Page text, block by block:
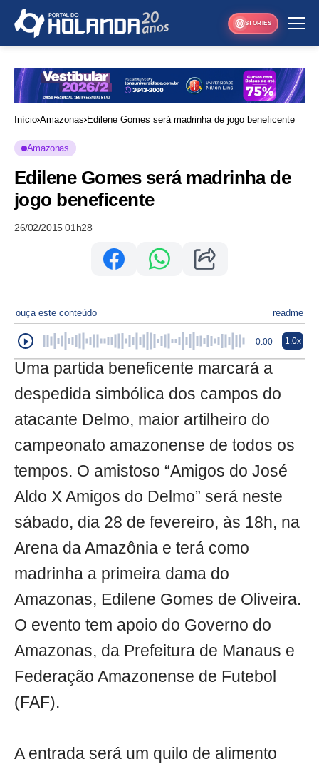
STORIES
Início Amazonas Edilene Gomes será madrinha de jogo beneficente
Amazonas
Edilene Gomes será madrinha de
jogo beneficente
26/02/2015 01h28
ouça este conteúdo readme
0:00 1.0x
Uma partida beneficente marcará a
despedida simbólica dos campos do
atacante Delmo, maior artilheiro do
campeonato amazonense de todos os
tempos. O amistoso “Amigos do José
Aldo X Amigos do Delmo” será neste
sábado, dia 28 de fevereiro, às 18h, na
Arena da Amazônia e terá como
madrinha a primeira dama do
Amazonas, Edilene Gomes de Oliveira.
O evento tem apoio do Governo do
Amazonas, da Prefeitura de Manaus e
Federação Amazonense de Futebol
(FAF).
A entrada será um quilo de alimento